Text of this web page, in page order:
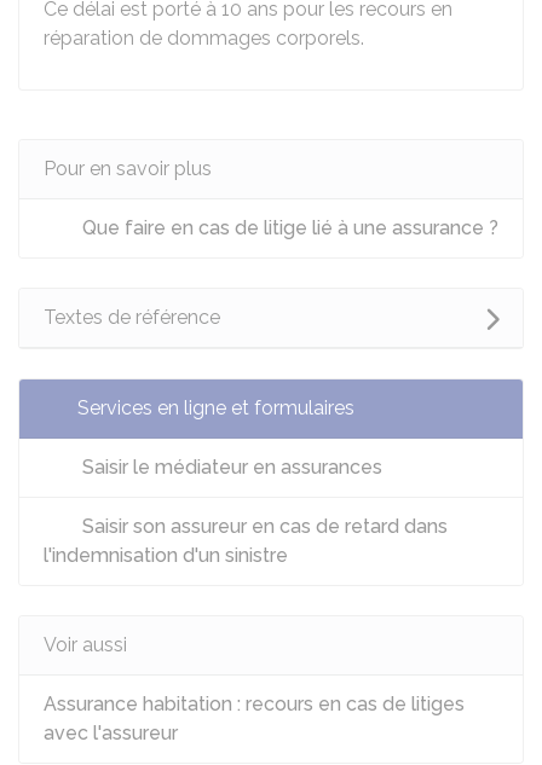
Ce délai est porté à 10 ans pour les recours en
réparation de dommages corporels.
Pour en savoir plus
Que faire en cas de litige lié à une assurance ?
Textes de référence
Services en ligne et formulaires
Saisir le médiateur en assurances
Saisir son assureur en cas de retard dans
l'indemnisation d'un sinistre
Voir aussi
Assurance habitation : recours en cas de litiges
avec l'assureur